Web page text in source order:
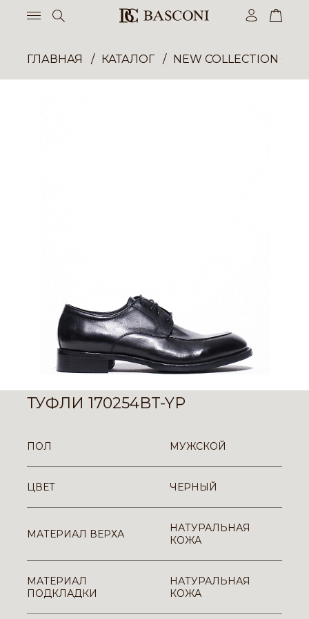
ГЛАВНАЯ КАТАЛОГ NEW COLLECTION
ТУФЛИ 170254BT-YP
ПОЛ МУЖСКОЙ
ЦВЕТ ЧЕРНЫЙ
МАТЕРИАЛ ВЕРХА
НАТУРАЛЬНАЯ
КОЖА
МАТЕРИАЛ
ПОДКЛАДКИ
НАТУРАЛЬНАЯ
КОЖА